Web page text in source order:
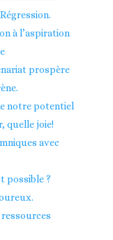
à l’aspiration
prospère
notre potentiel
quelle joie!
avec
possible ?